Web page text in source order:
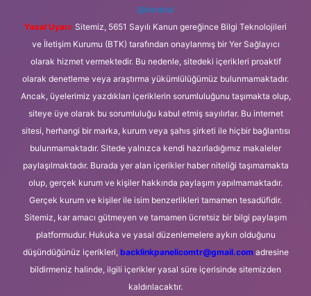
@karabul
Yasal Uyarı: Sitemiz, 5651 Sayılı Kanun gereğince Bilgi Teknolojileri
ve İletişim Kurumu (BTK) tarafından onaylanmış bir Yer Sağlayıcı
olarak hizmet vermektedir. Bu nedenle, sitedeki içerikleri proaktif
olarak denetleme veya araştırma yükümlülüğümüz bulunmamaktadır.
Ancak, üyelerimiz yazdıkları içeriklerin sorumluluğunu taşımakta olup,
siteye üye olarak bu sorumluluğu kabul etmiş sayılırlar. Bu internet
sitesi, herhangi bir marka, kurum veya şahıs şirketi ile hiçbir bağlantısı
bulunmamaktadır. Sitede yalnızca kendi hazırladığımız makaleler
paylaşılmaktadır. Burada yer alan içerikler haber niteliği taşımamakta
olup, gerçek kurum ve kişiler hakkında paylaşım yapılmamaktadır.
Gerçek kurum ve kişiler ile isim benzerlikleri tamamen tesadüfidir.
Sitemiz, kar amacı gütmeyen ve tamamen ücretsiz bir bilgi paylaşım
platformudur. Hukuka ve yasal düzenlemelere aykırı olduğunu
düşündüğünüz içerikleri, backlinkpanelicomtr@gmail.comadresine
bildirmeniz halinde, ilgili içerikler yasal süre içerisinde sitemizden
kaldırılacaktır.